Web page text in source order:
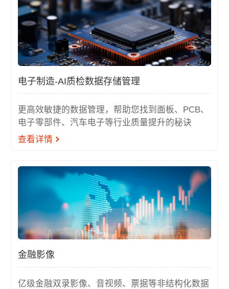
电子制造-AI质检数据存储管理
更高效敏捷的数据管理，帮助您找到面板、PCB、
电子零部件、汽车电子等行业质量提升的秘诀
查看详情
金融影像
亿级金融双录影像、音视频、票据等非结构化数据